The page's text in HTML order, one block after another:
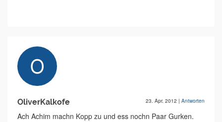
OliverKalkofe 23. Apr. 2012 | Antworten
Ach Achim machn Kopp zu und ess nochn Paar Gurken.